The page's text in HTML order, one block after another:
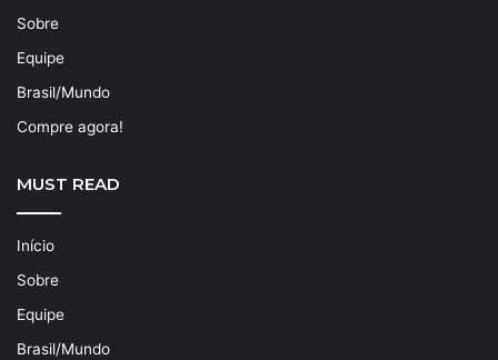
Sobre
Equipe
Brasil/Mundo
Compre agora!
MUST READ
Início
Sobre
Equipe
Brasil/Mundo